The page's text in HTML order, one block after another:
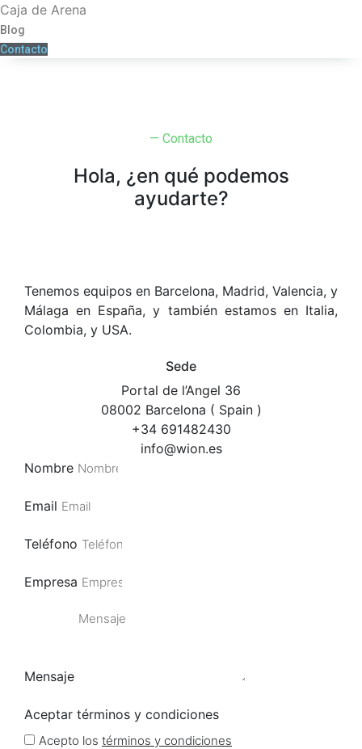
Caja de Arena
Blog
Contacto
— Contacto
Hola, ¿en qué podemos
ayudarte?
Tenemos equipos en Barcelona, Madrid, Valencia, y
Málaga en España, y también estamos en Italia,
Colombia, y USA.
Sede
Portal de l’Angel 36
08002 Barcelona ( Spain )
+34 691482430
info@wion.es
Nombre
Email
Teléfono
Empresa
Mensaje
Aceptar términos y condiciones
Acepto los términos y condiciones